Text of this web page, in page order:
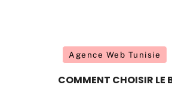
Agence Web Tunisie
COMMENT CHOISIR LE